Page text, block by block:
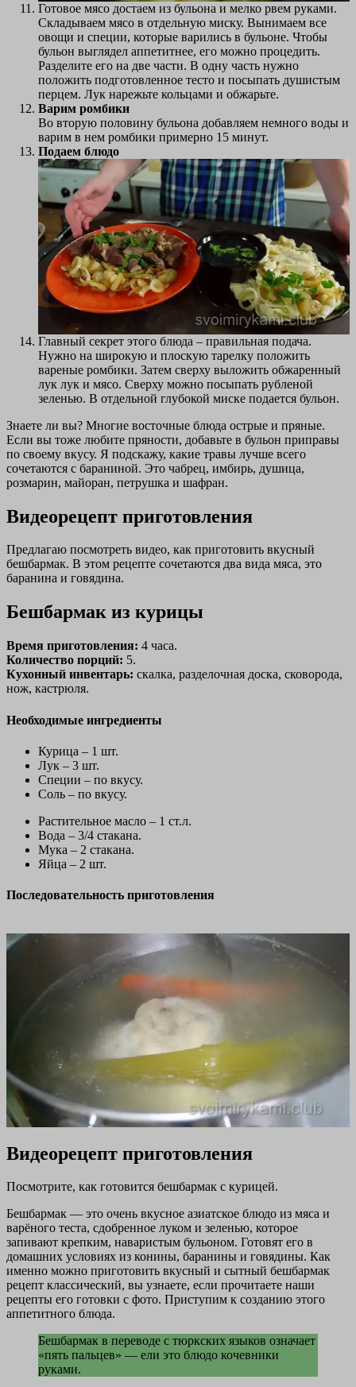
Готовое мясо достаем из бульона и мелко рвем руками.
Складываем мясо в отдельную миску. Вынимаем все
овощи и специи, которые варились в бульоне. Чтобы
бульон выглядел аппетитнее, его можно процедить.
Разделите его на две части. В одну часть нужно
положить подготовленное тесто и посыпать душистым
перцем. Лук нарежьте кольцами и обжарьте.
Варим ромбики
Во вторую половину бульона добавляем немного воды и
варим в нем ромбики примерно 15 минут.
Подаем блюдо
Главный секрет этого блюда – правильная подача.
Нужно на широкую и плоскую тарелку положить
вареные ромбики. Затем сверху выложить обжаренный
лук лук и мясо. Сверху можно посыпать рубленой
зеленью. В отдельной глубокой миске подается бульон.
Знаете ли вы? Многие восточные блюда острые и пряные.
Если вы тоже любите пряности, добавьте в бульон приправы
по своему вкусу. Я подскажу, какие травы лучше всего
сочетаются с бараниной. Это чабрец, имбирь, душица,
розмарин, майоран, петрушка и шафран.
Видеорецепт приготовления
Предлагаю посмотреть видео, как приготовить вкусный
бешбармак. В этом рецепте сочетаются два вида мяса, это
баранина и говядина.
Бешбармак из курицы
Время приготовления: 4 часа.
Количество порций: 5.
Кухонный инвентарь: скалка, разделочная доска, сковорода,
нож, кастрюля.
Необходимые ингредиенты
Курица – 1 шт.
Лук – 3 шт.
Специи – по вкусу.
Соль – по вкусу.
Растительное масло – 1 ст.л.
Вода – 3/4 стакана.
Мука – 2 стакана.
Яйца – 2 шт.
Последовательность приготовления
Видеорецепт приготовления
Посмотрите, как готовится бешбармак с курицей.
Бешбармак — это очень вкусное азиатское блюдо из мяса и
варёного теста, сдобренное луком и зеленью, которое
запивают крепким, наваристым бульоном. Готовят его в
домашних условиях из конины, баранины и говядины. Как
именно можно приготовить вкусный и сытный бешбармак
рецепт классический, вы узнаете, если прочитаете наши
рецепты его готовки с фото. Приступим к созданию этого
аппетитного блюда.
Бешбармак в переводе с тюркских языков означает
«пять пальцев» — ели это блюдо кочевники
руками.